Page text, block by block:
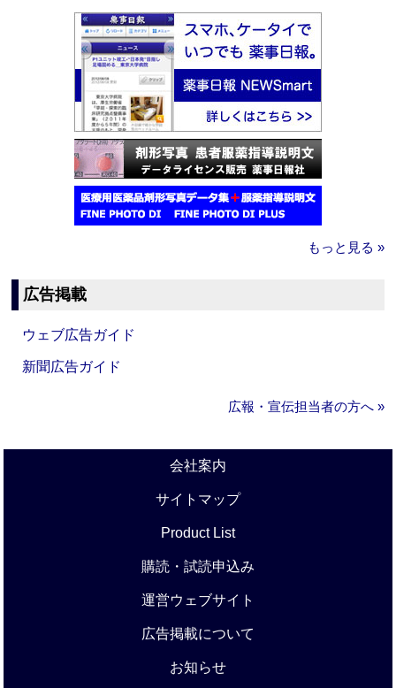
もっと見る »
広告掲載
ウェブ広告ガイド
新聞広告ガイド
広報・宣伝担当者の方へ »
会社案内
サイトマップ
Product List
購読・試読申込み
運営ウェブサイト
広告掲載について
お知らせ